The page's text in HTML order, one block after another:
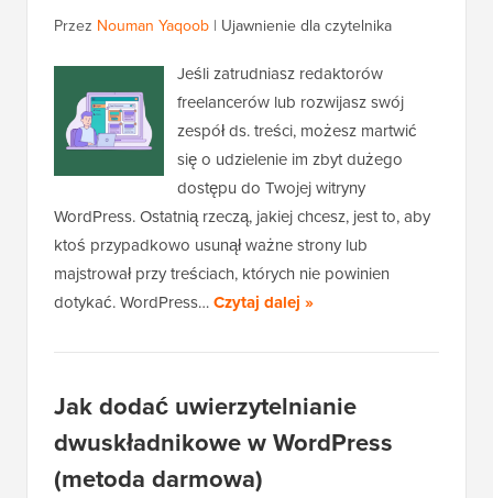
Przez Nouman Yaqoob | Ujawnienie dla czytelnika
Jeśli zatrudniasz redaktorów
freelancerów lub rozwijasz swój
zespół ds. treści, możesz martwić
się o udzielenie im zbyt dużego
dostępu do Twojej witryny
WordPress. Ostatnią rzeczą, jakiej chcesz, jest to, aby
ktoś przypadkowo usunął ważne strony lub
majstrował przy treściach, których nie powinien
dotykać. WordPress…Czytaj dalej »
Jak dodać uwierzytelnianie
dwuskładnikowe w WordPress
(metoda darmowa)